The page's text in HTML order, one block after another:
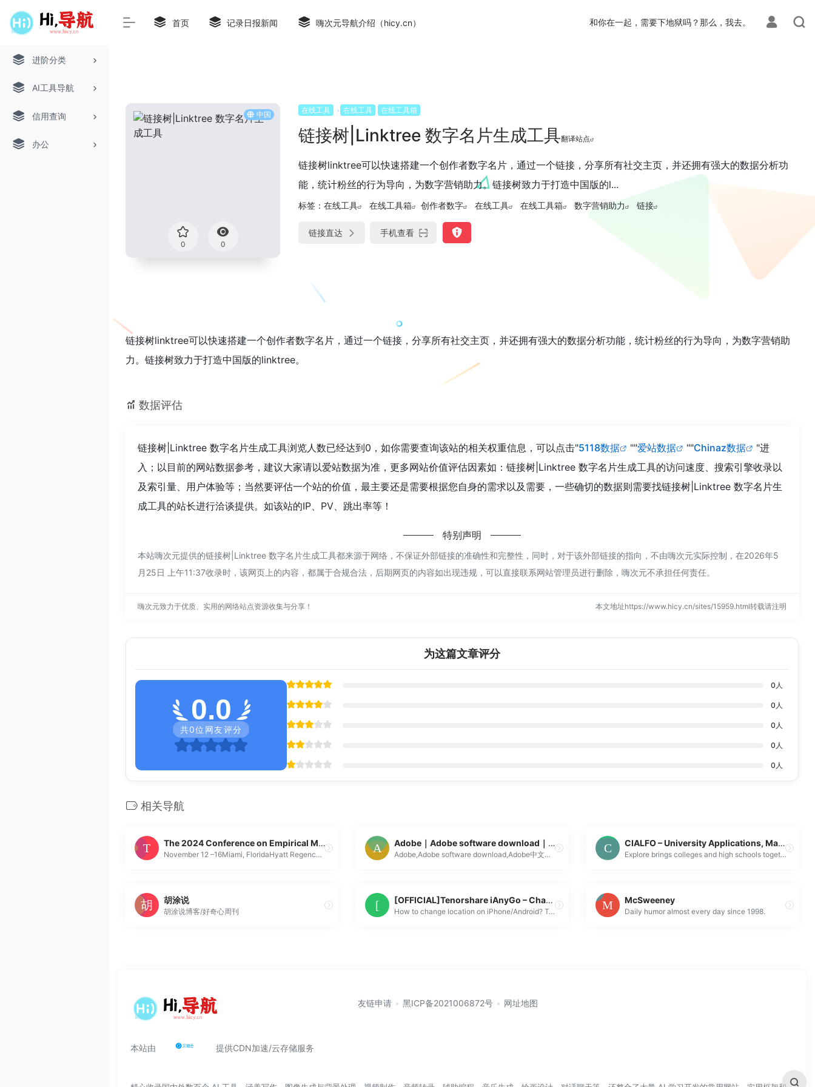
进阶分类
AI工具导航
信用查询
办公
首页 记录日报新闻 嗨次元导航介绍（hicy.cn） 和你在一起，需要下地狱吗？那么，我去。
中国
0 0
在线工具 在线工具 在线工具箱
链接树|Linktree 数字名片生成工具翻译站点
链接树linktree可以快速搭建一个创作者数字名片，通过一个链接，分享所有社交主页，并还拥有强大的数据分析功
能，统计粉丝的行为导向，为数字营销助力。链接树致力于打造中国版的l...
标签： 在线工具 在线工具箱 创作者数字 在线工具 在线工具箱 数字营销助力 链接
链接直达 手机查看
链接树linktree可以快速搭建一个创作者数字名片，通过一个链接，分享所有社交主页，并还拥有强大的数据分析功能，统计粉丝的行为导向，为数字营销助
力。链接树致力于打造中国版的linktree。
数据评估
链接树|Linktree 数字名片生成工具浏览人数已经达到0，如你需要查询该站的相关权重信息，可以点击"5118数据 ""爱站数据 ""Chinaz数据
"进
入；以目前的网站数据参考，建议大家请以爱站数据为准，更多网站价值评估因素如：链接树|Linktree 数字名片生成工具的访问速度、搜索引擎收录以
及索引量、用户体验等；当然要评估一个站的价值，最主要还是需要根据您自身的需求以及需要，一些确切的数据则需要找链接树|Linktree 数字名片生
成工具的站长进行洽谈提供。如该站的IP、PV、跳出率等！
特别声明
本站嗨次元提供的链接树|Linktree 数字名片生成工具都来源于网络，不保证外部链接的准确性和完整性，同时，对于该外部链接的指向，不由嗨次元实际控制，在2026年5
月25日 上午11:37收录时，该网页上的内容，都属于合规合法，后期网页的内容如出现违规，可以直接联系网站管理员进行删除，嗨次元不承担任何责任。
嗨次元致力于优质、实用的网络站点资源收集与分享！ 本文地址https://www.hicy.cn/sites/15959.html转载请注明
为这篇文章评分
0.0
共0位网友评分
0 人
0 人
0 人
0 人
0 人
相关导航
The 2024 Conference on Empirical Methods in Natural Language Processing
November 12 –16Miami, FloridaHyatt Regency Miami Hotel
Adobe｜Adobe software download｜Adobe中文全套软件下载｜中文破解版下载｜Adobe全家桶｜Adobe CC2017下载｜adobe2017中文版｜adobe cc下载
Adobe,Adobe software download,Adobe中文全套软件下载,中文破解版下载，Adobe全家桶，Adobe CC2017下载，adobe2017中文版，adobe photostho cc下载
CIALFO – University Applications, Made Easy
Explore brings colleges and high schools together on one site to schedule visits, organize webinars, and run virtual fairs. Sign up now for free!
胡涂说
胡涂说博客/好奇心周刊
[OFFICIAL]Tenorshare iAnyGo – Change GPS Location on iPhone/iPad/Android with One Click
How to change location on iPhone/Android? Tenorshare iAnyGo, as a location changer, enables you to change iPhone/Android location to anywhere. iAnygo ...
McSweeney
Daily humor almost every day since 1998.
本站由 提供CDN加速/云存储服务
友链申请 黑ICP备2021006872号 网址地图